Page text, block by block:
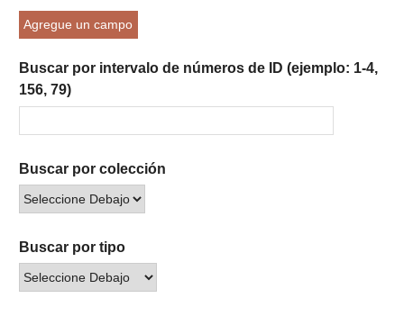
Agregue un campo
Buscar por intervalo de números de ID (ejemplo: 1-4,
156, 79)
Buscar por colección
Buscar por tipo